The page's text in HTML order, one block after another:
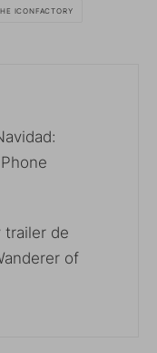
ICONFACTORY
trailer de
of